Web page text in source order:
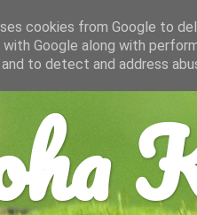
cookies from Google to
with Google along with
to detect and address